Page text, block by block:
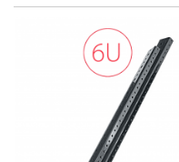
RK-RR6